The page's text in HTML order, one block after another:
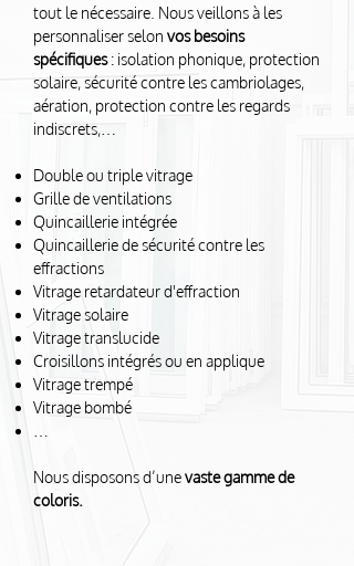
tout le nécessaire. Nous veillons à les
personnaliser selon vos besoins
spécifiques: isolation phonique, protection
solaire, sécurité contre les cambriolages,
aération, protection contre les regards
indiscrets,…
Double ou triple vitrage
Grille de ventilations
Quincaillerie intégrée
Quincaillerie de sécurité contre les
effractions
Vitrage retardateur d'effraction
Vitrage solaire
Vitrage translucide
Croisillons intégrés ou en applique
Vitrage trempé
Vitrage bombé
Nous disposons d’unevaste gamme de
coloris.